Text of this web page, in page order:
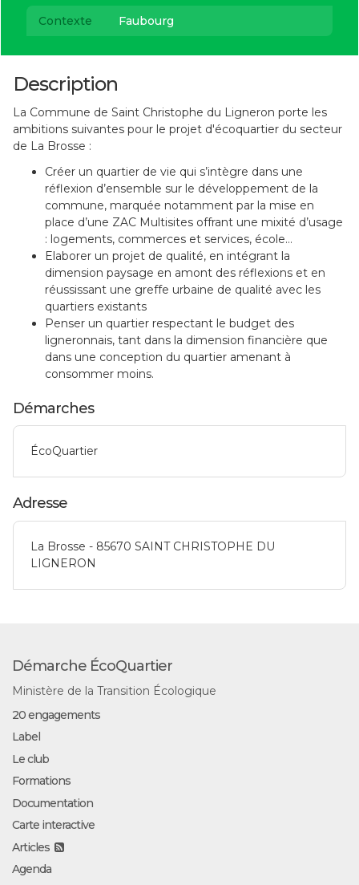
Contexte Faubourg
Description
La Commune de Saint Christophe du Ligneron porte les
ambitions suivantes pour le projet d'écoquartier du secteur
de La Brosse :
Créer un quartier de vie qui s’intègre dans une
réflexion d’ensemble sur le développement de la
commune, marquée notamment par la mise en
place d’une ZAC Multisites offrant une mixité d’usage
: logements, commerces et services, école…
Elaborer un projet de qualité, en intégrant la
dimension paysage en amont des réflexions et en
réussissant une greffe urbaine de qualité avec les
quartiers existants
Penser un quartier respectant le budget des
ligneronnais, tant dans la dimension financière que
dans une conception du quartier amenant à
consommer moins.
Démarches
ÉcoQuartier
Adresse
La Brosse - 85670 SAINT CHRISTOPHE DU
LIGNERON
Démarche ÉcoQuartier
Ministère de la Transition Écologique
20 engagements
Label
Le club
Formations
Documentation
Carte interactive
Articles
Agenda